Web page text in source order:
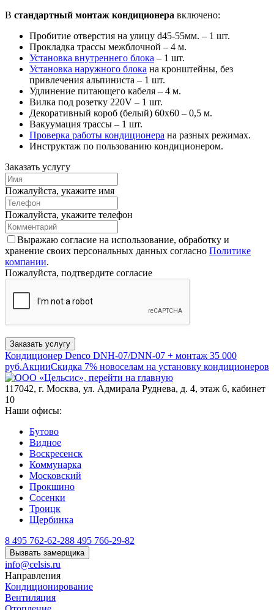
В стандартный монтаж кондиционера включено:
Пробитие отверстия на улицу d45-55мм. – 1 шт.
Прокладка трассы межблочной – 4 м.
Установка внутреннего блока – 1 шт.
Установка наружного блока на кронштейны, без
привлечения альпиниста – 1 шт.
Удлинение питающего кабеля – 4 м.
Вилка под розетку 220V – 1 шт.
Декоративный короб (белый) 60х60 – 0,5 м.
Вакуумация трассы – 1 шт.
Проверка работы кондиционера на разных режимах.
Инструктаж по пользованию кондиционером.
Заказать услугу
Пожалуйста, укажите имя
Пожалуйста, укажите телефон
Выражаю согласие на использование, обработку и
хранение своих персональных данных согласно Политике
компании.
Пожалуйста, подтвердите согласие
Заказать услугу
Кондиционер Denco DNH-07/DNN-07 + монтаж 35 000
руб.АкцииСкидка 7% новоселам на установку кондиционеров
117042, г. Москва, ул. Адмирала Руднева, д. 4, этаж 6, кабинет
10
Наши офисы:
Бутово
Видное
Воскресенск
Коммунарка
Московский
Прокшино
Сосенки
Троицк
Щербинка
8 495 762-62-288 495 766-29-82
Вызвать замерщика
info@celsis.ru
Направления
Кондиционирование
Вентиляция